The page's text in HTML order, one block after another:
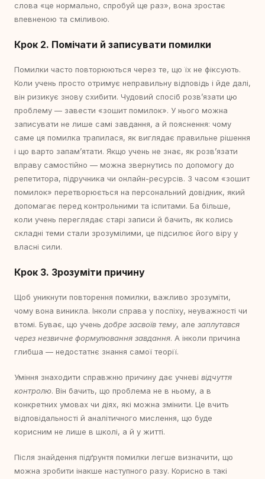
слова «це нормально, спробуй ще раз», вона зростає
впевненою та сміливою.
Крок 2. Помічати й записувати помилки
Помилки часто повторюються через те, що їх не фіксують.
Коли учень просто отримує неправильну відповідь і йде далі,
він ризикує знову схибити. Чудовий спосіб розвʼязати цю
проблему — завести «зошит помилок». У нього можна
записувати не лише самі завдання, а й пояснення: чому
саме ця помилка трапилася, як виглядає правильне рішення
і що варто запам’ятати. Якщо учень не знає, як розвʼязати
вправу самостійно — можна звернутись по допомогу до
репетитора, підручника чи онлайн-ресурсів. З часом «зошит
помилок» перетворюється на персональний довідник, який
допомагає перед контрольними та іспитами. Ба більше,
коли учень переглядає старі записи й бачить, як колись
складні теми стали зрозумілими, це підсилює його віру у
власні сили.
Крок 3. Зрозуміти причину
Щоб уникнути повторення помилки, важливо зрозуміти,
чому вона виникла. Інколи справа у поспіху, неуважності чи
втомі. Буває, що учень добре засвоїв тему, але заплутався
через незвичне формулювання завдання. А інколи причина
глибша — недостатнє знання самої теорії.
Уміння знаходити справжню причину дає учневі відчуття
контролю. Він бачить, що проблема не в ньому, а в
конкретних умовах чи діях, які можна змінити. Це вчить
відповідальності й аналітичного мислення, що буде
корисним не лише в школі, а й у житті.
Після знайдення підґрунтя помилки легше визначити, що
можна зробити інакше наступного разу. Корисно в такі